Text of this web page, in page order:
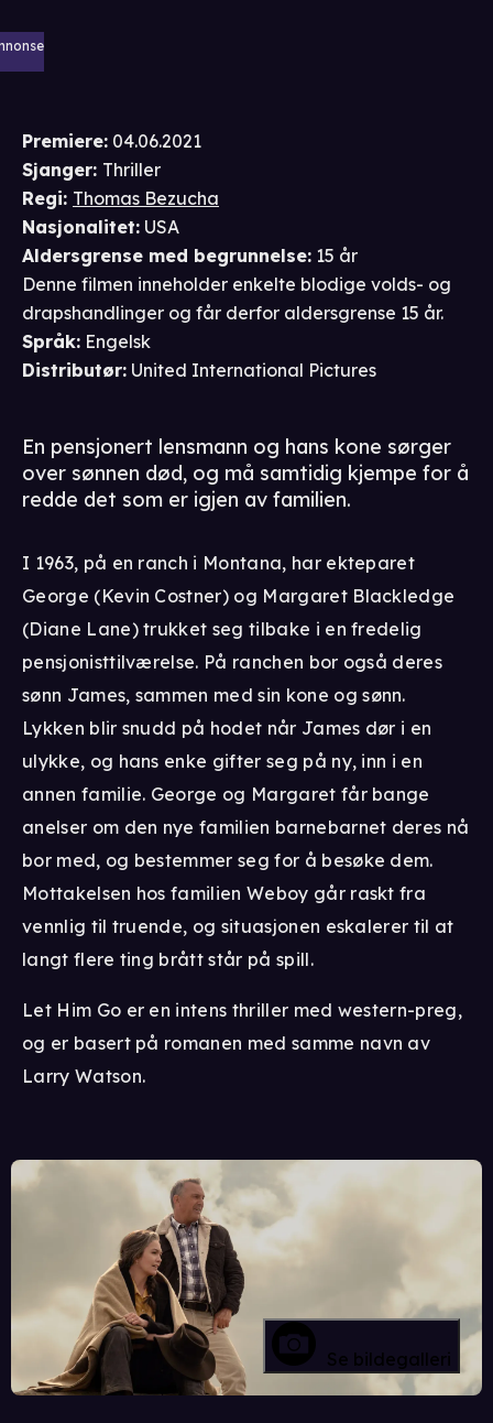
Premiere: 04.06.2021
Sjanger: Thriller
Regi: Thomas Bezucha
Nasjonalitet: USA
Aldersgrense med begrunnelse: 15 år
Denne filmen inneholder enkelte blodige volds- og
drapshandlinger og får derfor aldersgrense 15 år.
Språk: Engelsk
Distributør: United International Pictures
En pensjonert lensmann og hans kone sørger
over sønnen død, og må samtidig kjempe for å
redde det som er igjen av familien.
I 1963, på en ranch i Montana, har ekteparet
George (Kevin Costner) og Margaret Blackledge
(Diane Lane) trukket seg tilbake i en fredelig
pensjonisttilværelse. På ranchen bor også deres
sønn James, sammen med sin kone og sønn.
Lykken blir snudd på hodet når James dør i en
ulykke, og hans enke gifter seg på ny, inn i en
annen familie. George og Margaret får bange
anelser om den nye familien barnebarnet deres nå
bor med, og bestemmer seg for å besøke dem.
Mottakelsen hos familien Weboy går raskt fra
vennlig til truende, og situasjonen eskalerer til at
langt flere ting brått står på spill.
Let Him Go er en intens thriller med western-preg,
og er basert på romanen med samme navn av
Larry Watson.
Se bildegalleri